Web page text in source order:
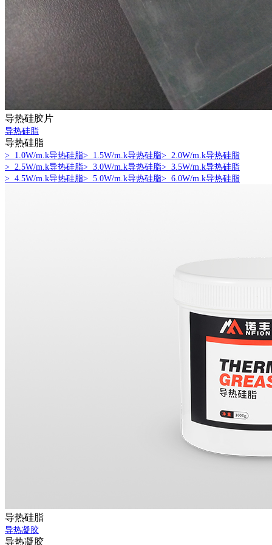
导热硅胶片
导热硅脂
导热硅脂
> 1.0W/m.k导热硅脂> 1.5W/m.k导热硅脂> 2.0W/m.k导热硅脂
> 2.5W/m.k导热硅脂> 3.0W/m.k导热硅脂> 3.5W/m.k导热硅脂
> 4.5W/m.k导热硅脂> 5.0W/m.k导热硅脂> 6.0W/m.k导热硅脂
导热硅脂
导热凝胶
导热凝胶